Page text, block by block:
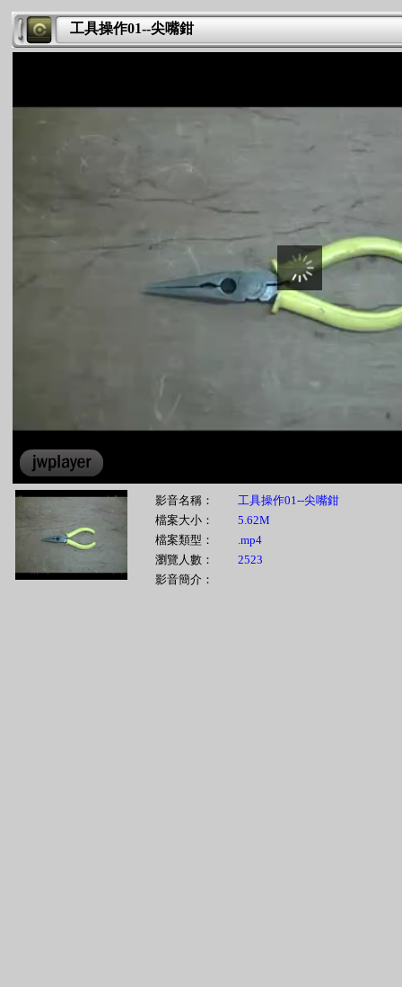
工具操作01--尖嘴鉗
影音名稱：
工具操作01--尖嘴鉗
檔案大小：
5.62M
檔案類型：
.mp4
瀏覽人數：
2523
影音簡介：